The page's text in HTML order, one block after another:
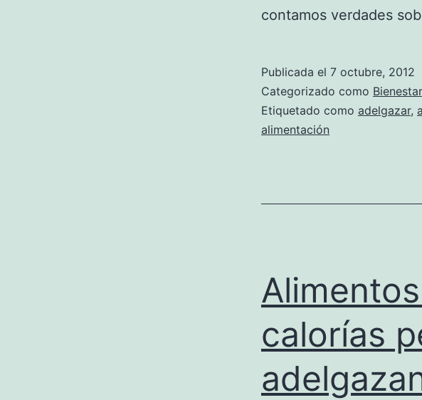
contamos verdades
Publicada el 7 octubre, 2012
Categorizado como Bienestar
Etiquetado como adelgazar,
alimentación
calorías